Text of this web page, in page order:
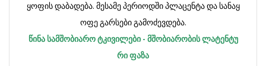
ყოფისდაბადება. მესამეპერიოდშიპლაცენტადასანაყ
ოფეგარსებიგამოძევდება.
წინა სამშობიაროტკივილები- მშობიარობისლატენტუ
რიფაზა